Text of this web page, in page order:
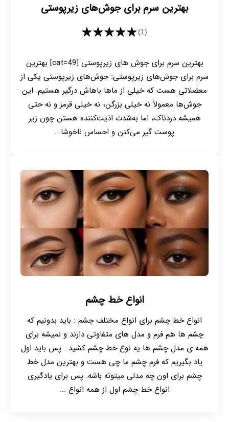
بهترین سرم برای جوش‌های زیرپوستی
★★★★★(1)
بهترین سرم برای جوش های زیرپوستی [cat=49] بهترین
سرم برای جوش‌های زیرپوستی: جوش‌های زیرپوستی یکی از
معضلاتی هست که خیلی از ماها باهاش درگیر هستیم. این
جوش‌ها معمولاً نه خیلی بزرگن، نه خیلی قرمز و نه حتی
همیشه دردناک، اما به‌شدت اذیت‌کننده هستن چون زیر
پوست گیر می‌کنن و احساس ناخوشا...
انواع خط چشم
انواع خط چشم برای انواع مختلف چشم : باید بدونیم که
چشم ها هم فرم و مدل های متفاوتی دارند و نمیشه برای
همه ی مدل چشم ها یه نوع خط چشم کشید . پس باید اول
یاد بگیریم که فرم چشم ما چی هست و بهترین مدل خط
چشم برای اون چه مدلی میتونه باشه. پس برای یادگیری
انواع خط چشم اول از همه انواع ...